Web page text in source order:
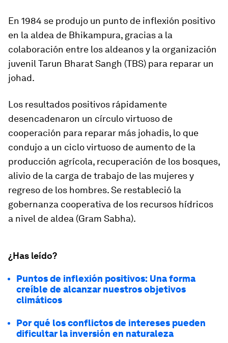
En 1984 se produjo un punto de inflexión positivo
en la aldea de Bhikampura, gracias a la
colaboración entre los aldeanos y la organización
juvenil Tarun Bharat Sangh (TBS) para reparar un
johad.
Los resultados positivos rápidamente
desencadenaron un círculo virtuoso de
cooperación para reparar más johadis, lo que
condujo a un ciclo virtuoso de aumento de la
producción agrícola, recuperación de los bosques,
alivio de la carga de trabajo de las mujeres y
regreso de los hombres. Se restableció la
gobernanza cooperativa de los recursos hídricos
a nivel de aldea (Gram Sabha).
¿Has leído?
Puntos de inflexión positivos: Una forma
creíble de alcanzar nuestros objetivos
climáticos
Por qué los conflictos de intereses pueden
dificultar la inversión en naturaleza